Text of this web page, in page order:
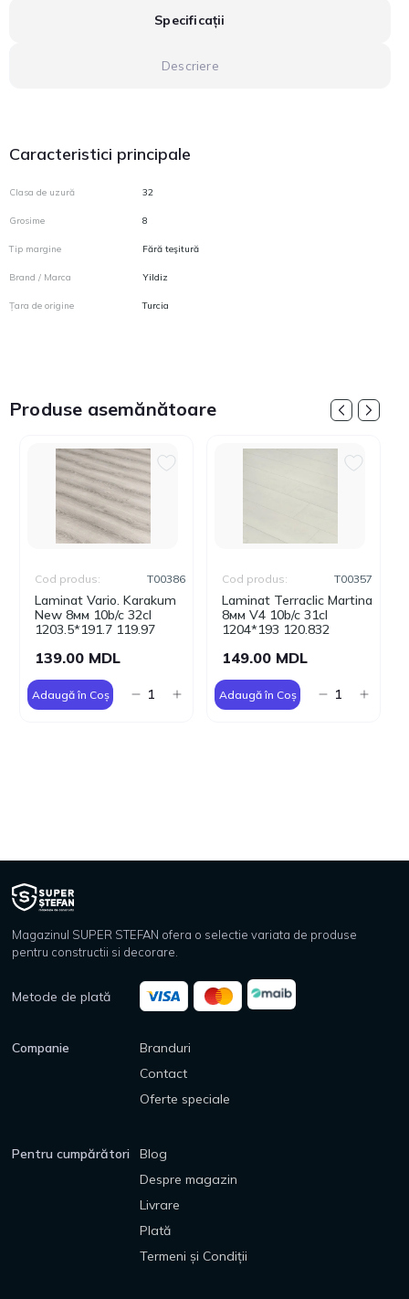
Specificații
Descriere
Caracteristici principale
Clasa de uzură 32
Grosime 8
Tip margine Fără teşitură
Brand / Marca Yildiz
Țara de origine Turcia
Produse asemănătoare
Laminat Vario. Karakum
New 8мм 10b/c 32cl
1203.5*191.7 119.97
Cod produs: T00386
139.00 MDL
Adaugă în Coș
Laminat Terraclic Martina
8мм V4 10b/c 31cl
1204*193 120.832
Cod produs: T00357
149.00 MDL
Adaugă în Coș
Magazinul SUPER STEFAN ofera o selectie variata de produse
pentru constructii si decorare.
Metode de plată
Companie
Branduri
Contact
Oferte speciale
Pentru cumpărători
Blog
Despre magazin
Livrare
Plată
Termeni și Condiții